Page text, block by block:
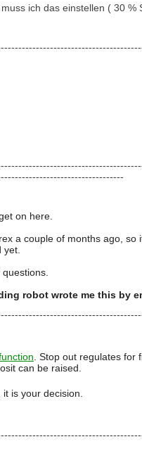
ich das einstellen ( 30 %
on here.
a couple of months ago,
robot wrote me this by
. Stop out regulates for
can be raised.
is your decision.